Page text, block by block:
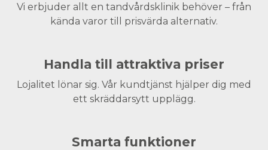
Vi erbjuder allt en tandvårdsklinik behöver – från
kända varor till prisvärda alternativ.
Handla till attraktiva priser
Lojalitet lönar sig. Vår kundtjänst hjälper dig med
ett skräddarsytt upplägg.
Smarta funktioner